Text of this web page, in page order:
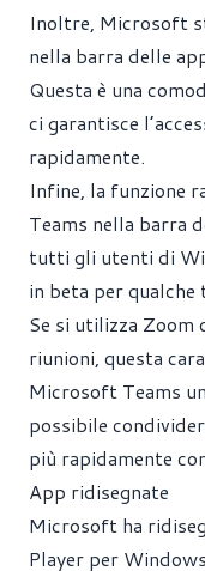
Inoltre, Microsoft
nella barra delle
Questa è una
ci garantisce
rapidamente.
Infine, la funzione
Teams nella barra
tutti gli utenti di
in beta per
Se si utilizza
riunioni, questa
Microsoft Teams
possibile
più rapidamente
App ridisegnate
Microsoft ha
Player per